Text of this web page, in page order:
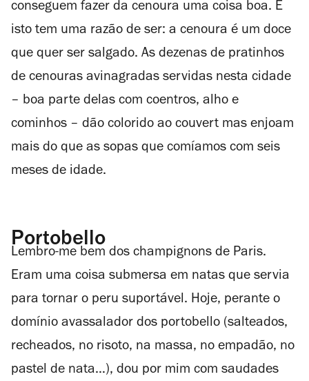
conseguem fazer da cenoura uma coisa boa. E
isto tem uma razão de ser: a cenoura é um doce
que quer ser salgado. As dezenas de pratinhos
de cenouras avinagradas servidas nesta cidade
– boa parte delas com coentros, alho e
cominhos – dão colorido ao couvert mas enjoam
mais do que as sopas que comíamos com seis
meses de idade.
Portobello
Lembro-me bem dos champignons de Paris.
Eram uma coisa submersa em natas que servia
para tornar o peru suportável. Hoje, perante o
domínio avassalador dos portobello (salteados,
recheados, no risoto, na massa, no empadão, no
pastel de nata…), dou por mim com saudades